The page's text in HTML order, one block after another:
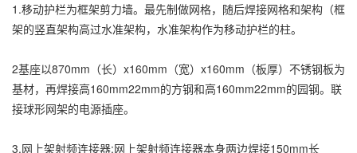
1.移动护栏为框架剪力墙。最先制做网格，随后焊接网格和架构（框
架的竖直架构高过水准架构，水准架构作为移动护栏的柱。
2基座以870mm（长）x160mm（宽）x160mm（板厚）不锈钢板为
基材，再焊接高160mm22mm的方钢和高160mm22mm的园钢。联
接球形网架的电源插座。
3.网上架射频连接器:网上架射频连接器本身两边焊接150mm长